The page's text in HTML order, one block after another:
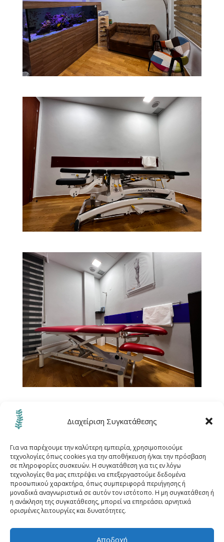
Διαχείριση Συγκατάθεσης
Για να παρέχουμε την καλύτερη εμπειρία, χρησιμοποιούμε
τεχνολογίες όπως cookies για την αποθήκευση ή/και την πρόσβαση
σε πληροφορίες συσκευών. Η συγκατάθεση για τις εν λόγω
τεχνολογίες θα μας επιτρέψει να επεξεργαστούμε δεδομένα
προσωπικού χαρακτήρα, όπως συμπεριφορά περιήγησης ή
μοναδικά αναγνωριστικά σε αυτόν τον ιστότοπο. Η μη συγκατάθεση ή
η ανάκληση της συγκατάθεσης, μπορεί να επηρεάσει αρνητικά
ορισμένες λειτουργίες και δυνατότητες.
Αποδοχή
1 2 3 Την επόμενη
Αρχική Μεθόδοι
Καπερνάρος Μάνος
Ο χώρος
Σύνδεσμοι Blog
Επικοινωνία
Πολιτική Cookies (ΕΕ)